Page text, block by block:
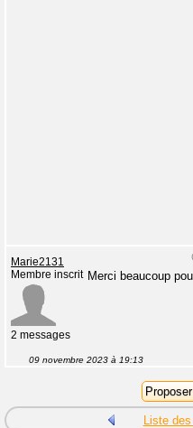
Marie2131
Membre inscrit
2 messages
Merci beaucoup
09 novembre 2023 à 19:13
Liste